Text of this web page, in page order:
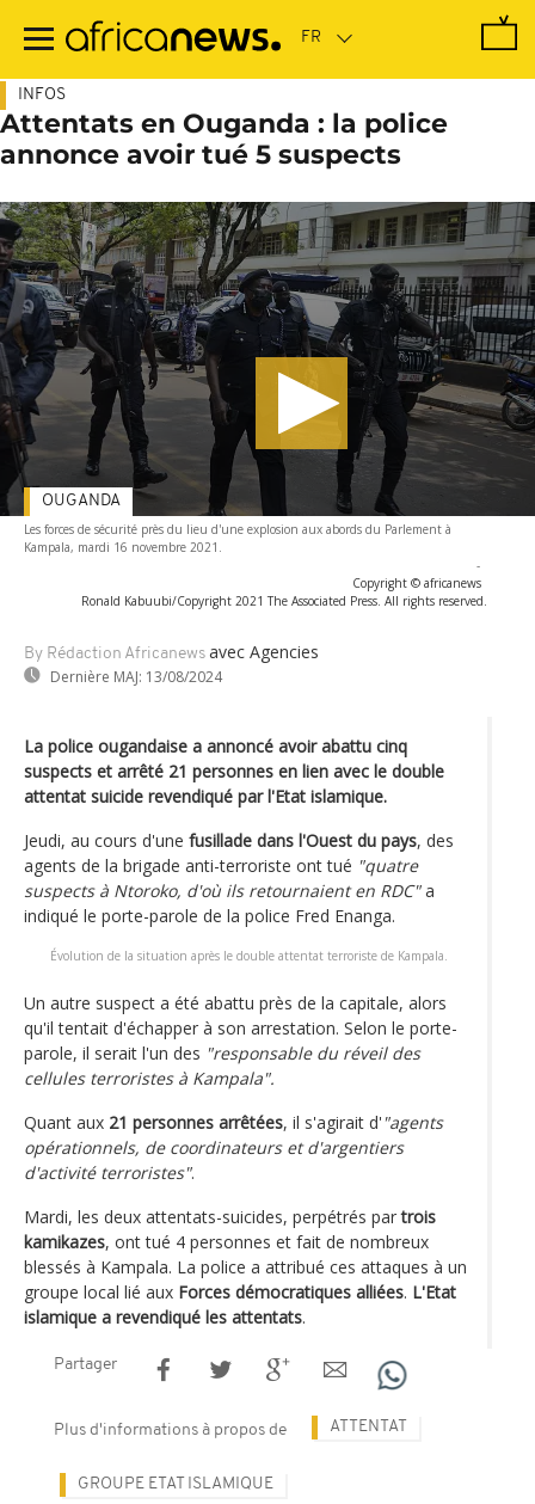
contenu
INFOS
Attentats en Ouganda : la police
annonce avoir tué 5 suspects
Les forces de sécurité près du lieu d'une explosion aux abords du Parlement à
Kampala, mardi 16 novembre 2021.
-
Copyright © africanews
Ronald Kabuubi/Copyright 2021 The Associated Press. All rights reserved.
By Rédaction Africanews avec Agencies
Dernière MAJ: 13/08/2024
OUGANDA
La police ougandaise a annoncé avoir abattu cinq
suspects et arrêté 21 personnes en lien avec le double
attentat suicide revendiqué par l'Etat islamique.
Jeudi, au cours d'une fusillade dans l'Ouest du pays, des
agents de la brigade anti-terroriste ont tué "quatre
suspects à Ntoroko, d'où ils retournaient en RDC"a
indiqué le porte-parole de la police Fred Enanga.
Évolution de la situation après le double attentat terroriste de Kampala.
Un autre suspect a été abattu près de la capitale, alors
qu'il tentait d'échapper à son arrestation. Selon le porte-
parole, il serait l'un des "responsable du réveil des
cellules terroristes à Kampala".
Quant aux 21 personnes arrêtées, il s'agirait d' "agents
opérationnels, de coordinateurs et d'argentiers
d'activité terroristes".
Mardi, les deux attentats-suicides, perpétrés partrois
kamikazes, ont tué 4 personnes et fait de nombreux
blessés à Kampala. La police a attribué ces attaques à un
groupe local lié aux Forces démocratiques alliées. L'Etat
islamique a revendiqué les attentats.
Partager
Plus d'informations à propos de ATTENTAT
GROUPE ETAT ISLAMIQUE